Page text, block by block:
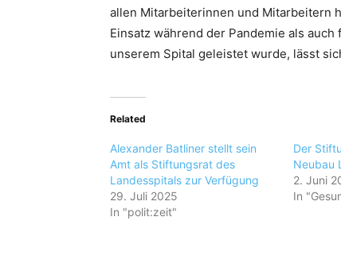
allen Mitarbeiterinnen und Mitarbeitern
Einsatz während der Pandemie als
unserem Spital geleistet wurde, lässt
Related
Alexander Batliner stellt sein
Amt als Stiftungsrat des
Landesspitals zur Verfügung
29. Juli 2025
In "polit:zeit"
Der
Neubau
2. Juni
In